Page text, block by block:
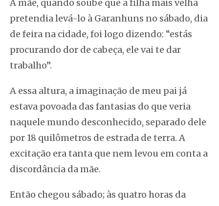
A mãe, quando soube que a filha mais velha
pretendia levá-lo à Garanhuns no sábado, dia
de feira na cidade, foi logo dizendo: “estás
procurando dor de cabeça, ele vai te dar
trabalho”.
A essa altura, a imaginação de meu pai já
estava povoada das fantasias do que veria
naquele mundo desconhecido, separado dele
por 18 quilômetros de estrada de terra. A
excitação era tanta que nem levou em conta a
discordância da mãe.
Então chegou sábado; às quatro horas da